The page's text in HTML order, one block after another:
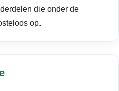
die onder de
op.